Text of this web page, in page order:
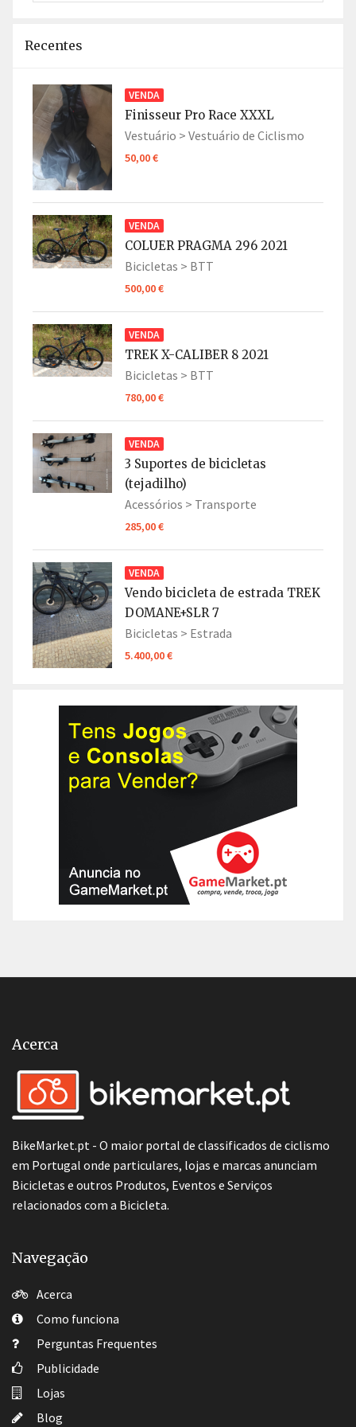
Recentes
VENDA
Finisseur Pro Race XXXL
Vestuário > Vestuário de Ciclismo
50,00 €
VENDA
COLUER PRAGMA 296 2021
Bicicletas > BTT
500,00 €
VENDA
TREK X-CALIBER 8 2021
Bicicletas > BTT
780,00 €
VENDA
3 Suportes de bicicletas
(tejadilho)
Acessórios > Transporte
285,00 €
VENDA
Vendo bicicleta de estrada TREK
DOMANE+SLR 7
Bicicletas > Estrada
5.400,00 €
Acerca
BikeMarket.pt - O maior portal de classificados de ciclismo
em Portugal onde particulares, lojas e marcas anunciam
Bicicletas e outros Produtos, Eventos e Serviços
relacionados com a Bicicleta.
Navegação
Acerca
Como funciona
Perguntas Frequentes
Publicidade
Lojas
Blog